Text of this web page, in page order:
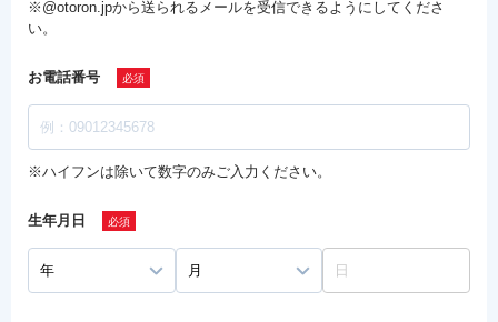
※@otoron.jpから送られるメールを受信できるようにしてくださ
い。
お電話番号
※ハイフンは除いて数字のみご入力ください。
生年月日